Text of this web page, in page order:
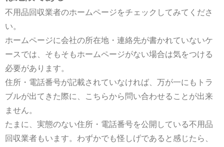
不用品回収業者のホームページをチェックしてみてくださ
い。
ホームページに会社の所在地・連絡先が書かれていないケ
ースでは、そもそもホームページがない場合は気をつける
必要があります。
住所・電話番号が記載されていなければ、万が一にもトラ
ブルが出てきた際に、こちらから問い合わせることが出来
ません。
たまに、実態のない住所・電話番号を公開している不用品
回収業者もいます。わずかでも怪しげであると感じたら、